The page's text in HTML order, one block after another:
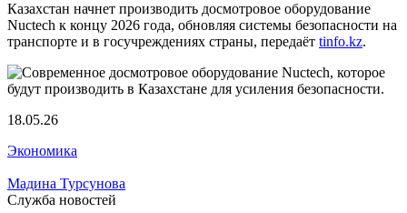
Казахстан начнет производить досмотровое оборудование
Nuctech к концу 2026 года, обновляя системы безопасности на
транспорте и в госучреждениях страны, передаёт tinfo.kz.
18.05.26
Экономика
Мадина Турсунова
Служба новостей